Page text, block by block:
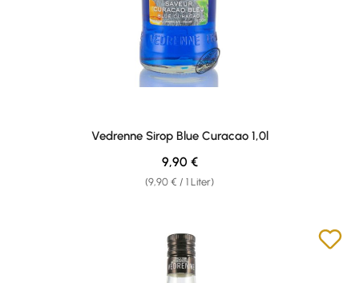
Vedrenne Sirop Blue Curacao 1,0l
(9,90 € / 1 Liter)
Regulärer Preis:
9,90 €